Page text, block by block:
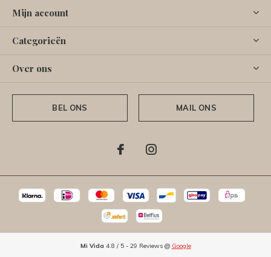
Mijn account
Categorieën
Over ons
BEL ONS MAIL ONS
Mi Vida 4.8 / 5- 29 Reviews @ Google